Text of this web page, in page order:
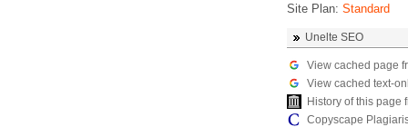
Site Plan: Standard
Unelte SEO
View cached page
View cached text-
History of this page
Copyscape